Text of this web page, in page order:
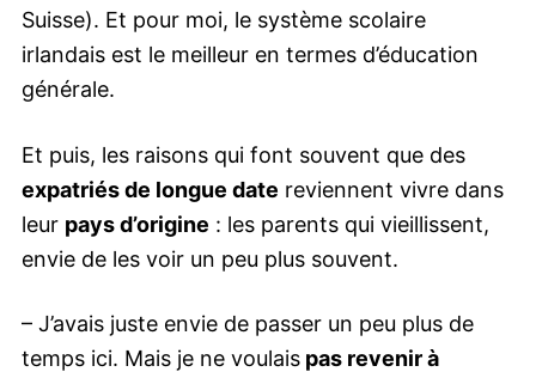
Suisse). Et pour moi, le système scolaire
irlandais est le meilleur en termes d’éducation
générale.
Et puis, les raisons qui font souvent que des
expatriés de longue date reviennent vivre dans
leur pays d’origine : les parents qui vieillissent,
envie de les voir un peu plus souvent.
– J’avais juste envie de passer un peu plus de
temps ici. Mais je ne voulais pas revenir à